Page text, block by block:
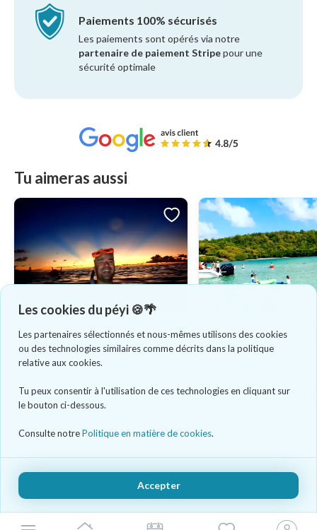
Les cookies du péyi 🍪🌴
Les partenaires sélectionnés et nous-mêmes utilisons des cookies
ou des technologies similaires comme décrits dans la politique
relative aux cookies.
Tu peux consentir à l'utilisation de ces technologies en cliquant sur
le bouton ci-dessous.
Consulte notrePolitique en matière de cookies.
Accepter
Paiements 100% sécurisés
Les paiements sont opérés via notre
partenaire de paiement Stripepour une
sécurité optimale
Tu aimeras aussi
Aventure aquatique
découvrez le snorkeling sous
les étoiles
Demi-journée dans
blancs du François
59 €/adulte - dure 3h30
Réserver maintenant